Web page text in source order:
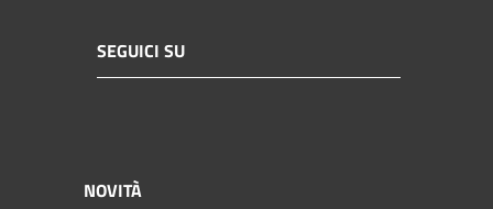
SEGUICI SU
NOVITÀ